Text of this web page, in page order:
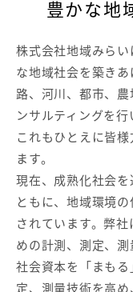
豊かな地
株式会社地域みら
な地域社会を築き
路、河川、都市、
ンサルティングを行
これもひとえに皆
ます。
現在、成熟化社会を
ともに、地域環境
されています。弊
めの計測、測定、測
社会資本を「まもる
定、測量技術を高め